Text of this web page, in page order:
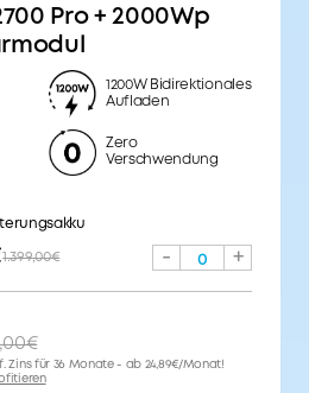
Pro + 2000Wp
1200W Bidirektionales
Aufladen
Zero
Verschwendung
1.399,00€ - 0 +
Zins für 36 Monate - ab 24,89€/Monat!